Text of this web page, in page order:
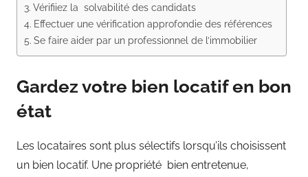
Vérifiiez la solvabilité des candidats
Effectuer une vérification approfondie des références
Se faire aider par un professionnel de l’immobilier
Gardez votre bien locatif en bon
état
Les locataires sont plus sélectifs lorsqu’ils choisissent
un bien locatif. Une propriété bien entretenue,